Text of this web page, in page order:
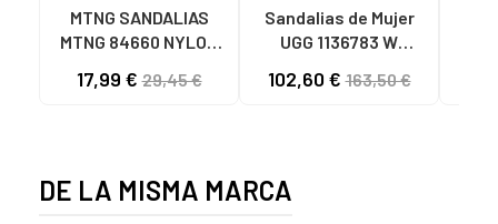
MTNG SANDALIAS
MTNG 84660 NYLON
C59785 - - NYLON
17,99 €29,45 €
Sandalias de Mujer
UGG 1136783 W
CHESTNUT
102,60 €163,50 €
DE LA MISMA MARCA